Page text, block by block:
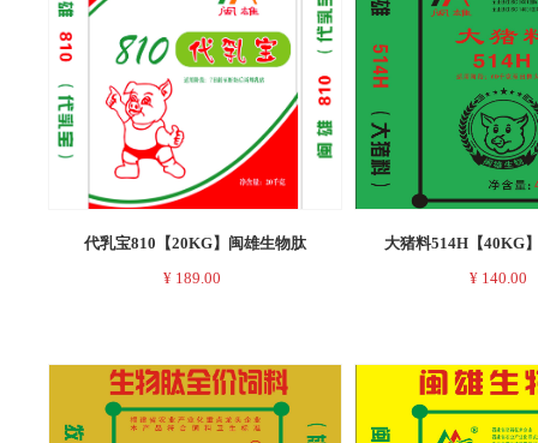
代乳宝810【20KG】闽雄生物肽
¥ 189.00
大猪料514H【40KG
¥ 140.00